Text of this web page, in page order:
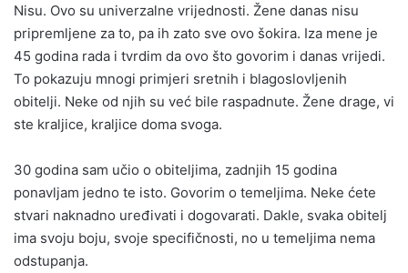
Nisu. Ovo su univerzalne vrijednosti. Žene danas nisu
pripremljene za to, pa ih zato sve ovo šokira. Iza mene je
45 godina rada i tvrdim da ovo što govorim i danas vrijedi.
To pokazuju mnogi primjeri sretnih i blagoslovljenih
obitelji. Neke od njih su već bile raspadnute. Žene drage, vi
ste kraljice, kraljice doma svoga.
30 godina sam učio o obiteljima, zadnjih 15 godina
ponavljam jedno te isto. Govorim o temeljima. Neke ćete
stvari naknadno uređivati i dogovarati. Dakle, svaka obitelj
ima svoju boju, svoje specifičnosti, no u temeljima nema
odstupanja.